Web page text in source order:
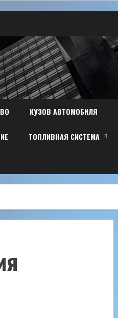
КУЗОВ АВТОМОБИЛЯ
ТОПЛИВНАЯ СИСТЕМА